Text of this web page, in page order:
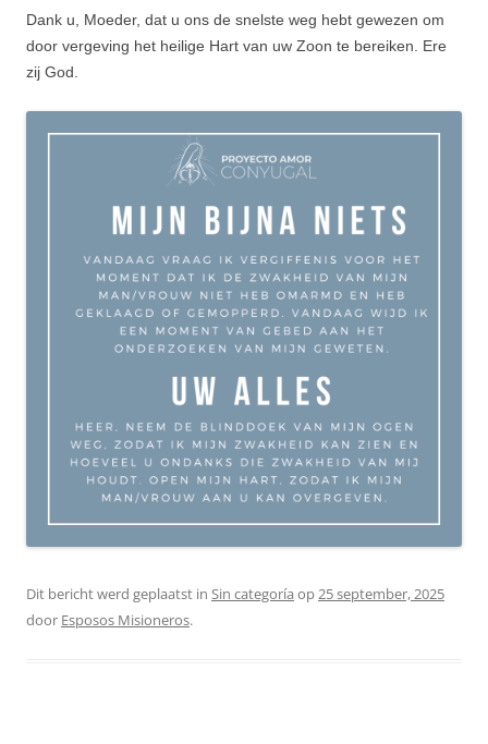
Dank u, Moeder, dat u ons de snelste weg hebt gewezen om
door vergeving het heilige Hart van uw Zoon te bereiken. Ere
zij God.
Dit bericht werd geplaatst in Sin categoría op25 september, 2025
door Esposos Misioneros.